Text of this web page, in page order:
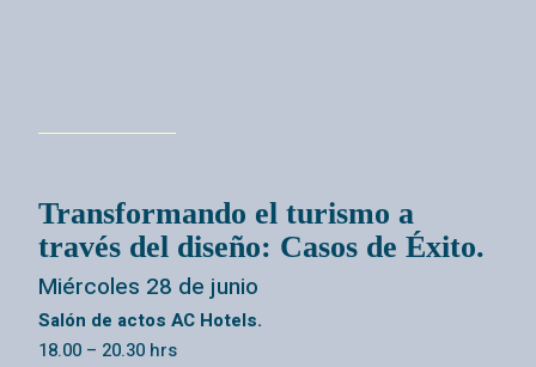
Transformando el turismo a
través del diseño: Casos de Éxito.
Miércoles 28 de junio
Salón de actos AC Hotels.
18.00 – 20.30 hrs